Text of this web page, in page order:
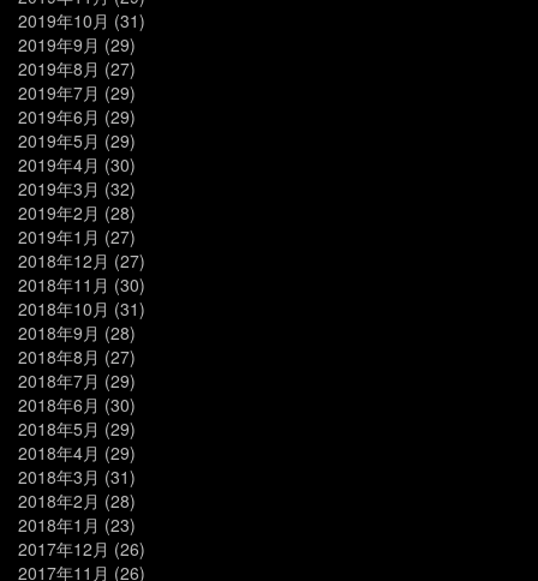
2019年10月 (31)
2019年9月 (29)
2019年8月 (27)
2019年7月 (29)
2019年6月 (29)
2019年5月 (29)
2019年4月 (30)
2019年3月 (32)
2019年2月 (28)
2019年1月 (27)
2018年12月 (27)
2018年11月 (30)
2018年10月 (31)
2018年9月 (28)
2018年8月 (27)
2018年7月 (29)
2018年6月 (30)
2018年5月 (29)
2018年4月 (29)
2018年3月 (31)
2018年2月 (28)
2018年1月 (23)
2017年12月 (26)
2017年11月 (26)